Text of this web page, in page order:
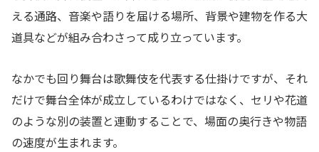
える通路、音楽や語りを届ける場所、背景や建物を作る大
道具などが組み合わさって成り立っています。
なかでも回り舞台は歌舞伎を代表する仕掛けですが、それ
だけで舞台全体が成立しているわけではなく、セリや花道
のような別の装置と連動することで、場面の奥行きや物語
の速度が生まれます。